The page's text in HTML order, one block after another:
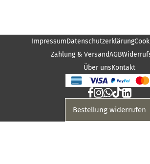
ImpressumDatenschutzerklärung
Zahlung & VersandAGB
Über unsKontakt
Bestellung widerrufen